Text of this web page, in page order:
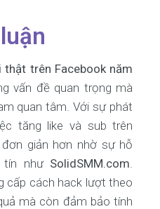
trên Facebook năm
vấn đề quan trọng mà
quan tâm. Với sự phát
tăng like và sub trên
giản hơn nhờ sự hỗ
như SolidSMM.com.
cấp cách hack lượt theo
mà còn đảm bảo tính